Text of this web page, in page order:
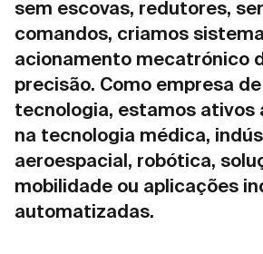
sem escovas, redutores,
comandos, criamos
acionamento mecatrónico
precisão. Como empresa
tecnologia, estamos ativos
na tecnologia médica,
aeroespacial, robótica,
mobilidade ou aplicações
automatizadas.